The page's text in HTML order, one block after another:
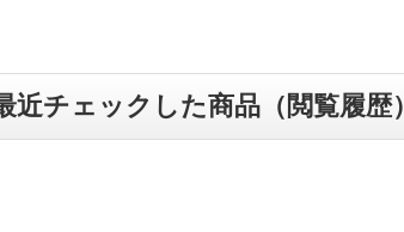
近チェックした商品（閲覧履歴）